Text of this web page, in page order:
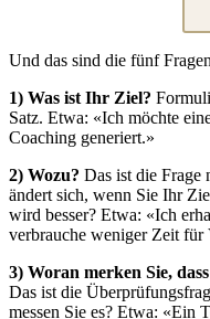
Und das sind die fünf
1) Was ist Ihr Ziel?
Satz. Etwa: «Ich möchte
Coaching generiert.»
2) Wozu? Das ist die Frage
ändert sich, wenn Sie Ihr
wird besser? Etwa: «Ich
verbrauche weniger Zeit für
3) Woran merken Sie,
Das ist die
messen Sie es? Etwa: «Ein